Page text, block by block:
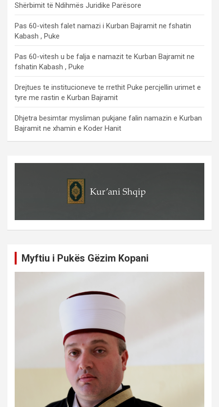
Shërbimit të Ndihmës Juridike Parësore
Pas 60-vitesh falet namazi i Kurban Bajramit ne fshatin
Kabash , Puke
Pas 60-vitesh u be falja e namazit te Kurban Bajramit ne
fshatin Kabash , Puke
Drejtues te institucioneve te rrethit Puke percjellin urimet e
tyre me rastin e Kurban Bajramit
Dhjetra besimtar mysliman pukjane falin namazin e Kurban
Bajramit ne xhamin e Koder Hanit
Myftiu i Pukës Gëzim Kopani